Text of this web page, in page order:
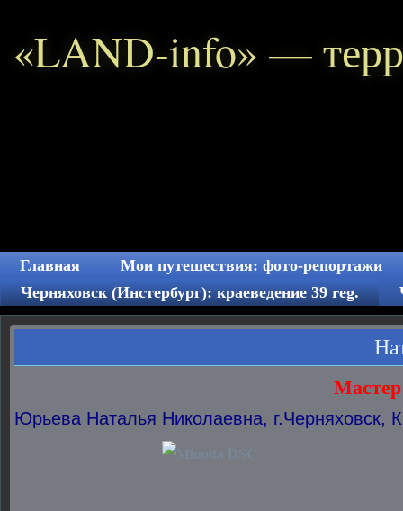
«LAND-info» —
Главная
Мои путешествия: фото-репортажи
Черняховск (Инстербург): краеведение 39 reg.
Юрьева Наталья Николаевна, г.Черняховск,